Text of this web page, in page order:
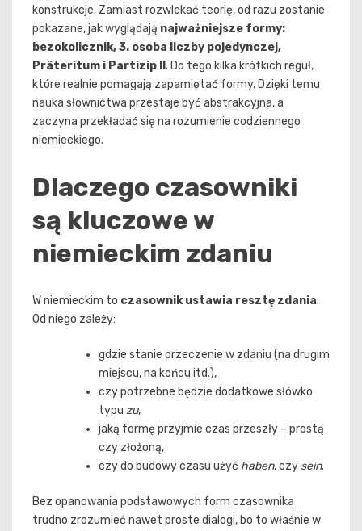
konstrukcje. Zamiast rozwlekać teorię, od razu zostanie
pokazane, jak wyglądają najważniejsze formy:
bezokolicznik, 3. osoba liczby pojedynczej,
Präteritum i Partizip II . Do tego kilka krótkich reguł,
które realnie pomagają zapamiętać formy. Dzięki temu
nauka słownictwa przestaje być abstrakcyjna, a
zaczyna przekładać się na rozumienie codziennego
niemieckiego.
Dlaczego czasowniki
są kluczowe w
niemieckim zdaniu
W niemieckim to czasownik ustawia resztę zdania.
Od niego zależy:
gdzie stanie orzeczenie w zdaniu (na drugim
miejscu, na końcu itd.),
czy potrzebne będzie dodatkowe słówko
typu zu,
jaką formę przyjmie czas przeszły – prostą
czy złożoną,
czy do budowy czasu użyć haben, czy sein.
Bez opanowania podstawowych form czasownika
trudno zrozumieć nawet proste dialogi, bo to właśnie w